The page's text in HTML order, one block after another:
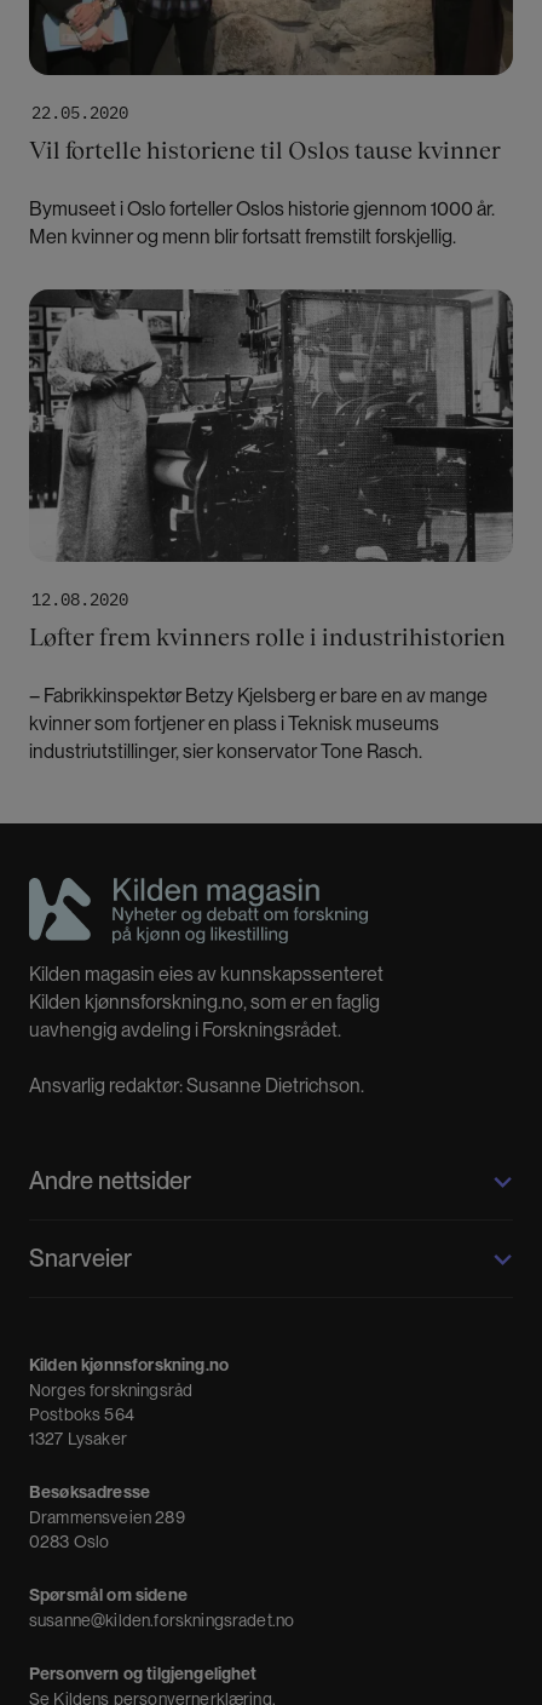
22.05.2020
Vil fortelle historiene til Oslos tause kvinner
Bymuseet i Oslo forteller Oslos historie gjennom 1000 år.
Men kvinner og menn blir fortsatt fremstilt forskjellig.
12.08.2020
Løfter frem kvinners rolle i industrihistorien
– Fabrikkinspektør Betzy Kjelsberg er bare en av mange
kvinner som fortjener en plass i Teknisk museums
industriutstillinger, sier konservator Tone Rasch.
Bilde
Kilden magasin eies av kunnskapssenteret
Kilden kjønnsforskning.no, som er en faglig
uavhengig avdeling i Forskningsrådet.
Ansvarlig redaktør: Susanne Dietrichson.
Andre nettsider
Kvinnehistorie.no
Snarveier
Nyheter
Nyhetsbrev
Kilden kjønnsforskning.no
Norges forskningsråd
Postboks 564
1327 Lysaker
Besøksadresse
Drammensveien 289
0283 Oslo
Spørsmål om sidene
susanne@kilden.forskningsradet.no
Personvern og tilgjengelighet
Se Kildens personvernerklæring.